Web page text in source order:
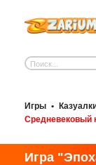
Игры •
Средневековый
Игра